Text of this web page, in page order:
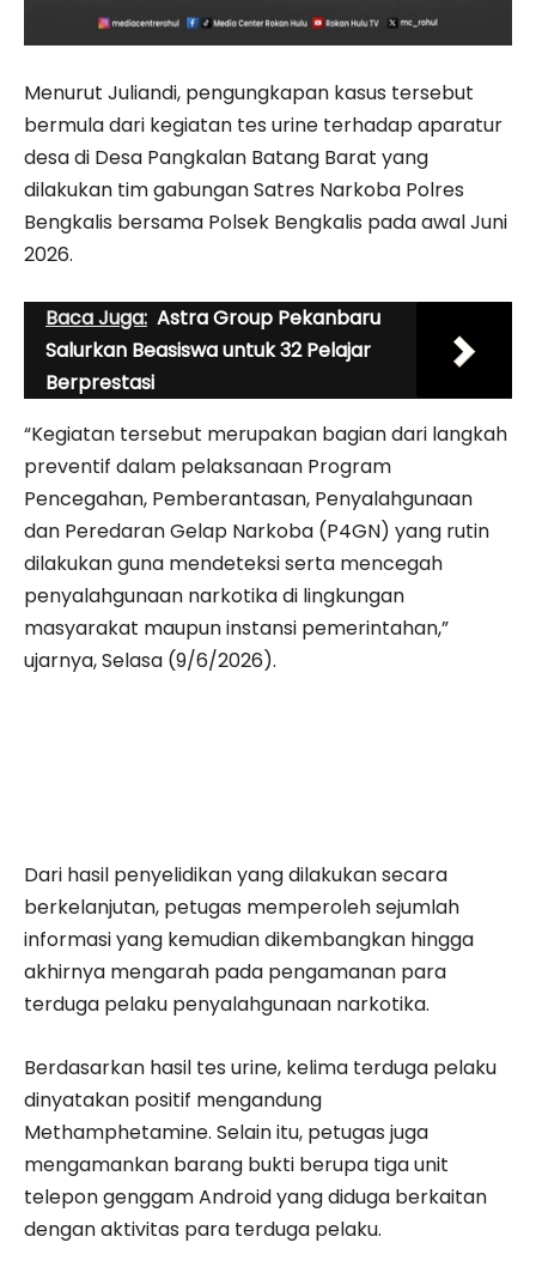
Menurut Juliandi, pengungkapan kasus tersebut
bermula dari kegiatan tes urine terhadap aparatur
desa di Desa Pangkalan Batang Barat yang
dilakukan tim gabungan Satres Narkoba Polres
Bengkalis bersama Polsek Bengkalis pada awal Juni
2026.
Baca Juga: Astra Group Pekanbaru
Salurkan Beasiswa untuk 32 Pelajar
Berprestasi
“Kegiatan tersebut merupakan bagian dari langkah
preventif dalam pelaksanaan Program
Pencegahan, Pemberantasan, Penyalahgunaan
dan Peredaran Gelap Narkoba (P4GN) yang rutin
dilakukan guna mendeteksi serta mencegah
penyalahgunaan narkotika di lingkungan
masyarakat maupun instansi pemerintahan,”
ujarnya, Selasa (9/6/2026).
Dari hasil penyelidikan yang dilakukan secara
berkelanjutan, petugas memperoleh sejumlah
informasi yang kemudian dikembangkan hingga
akhirnya mengarah pada pengamanan para
terduga pelaku penyalahgunaan narkotika.
Berdasarkan hasil tes urine, kelima terduga pelaku
dinyatakan positif mengandung
Methamphetamine. Selain itu, petugas juga
mengamankan barang bukti berupa tiga unit
telepon genggam Android yang diduga berkaitan
dengan aktivitas para terduga pelaku.